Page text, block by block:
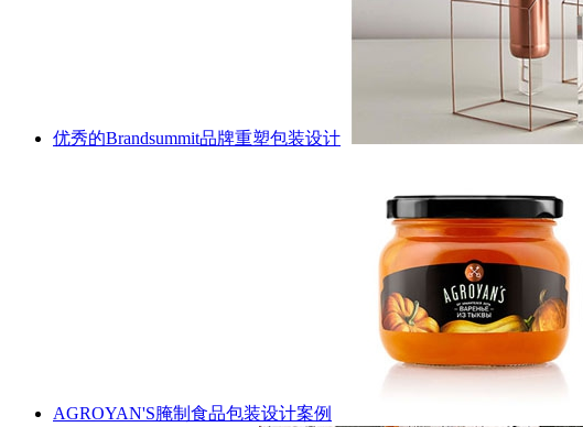
优秀的Brandsummit品牌重塑包装设计
AGROYAN'S腌制食品包装设计案例